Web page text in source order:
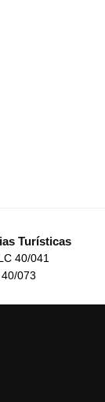
Turísticas
40/041
073